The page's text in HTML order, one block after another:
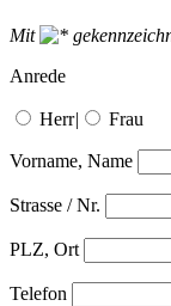
Mit
Anrede
Herr| Frau
Vorname, Name
Strasse / Nr.
PLZ, Ort
Telefon